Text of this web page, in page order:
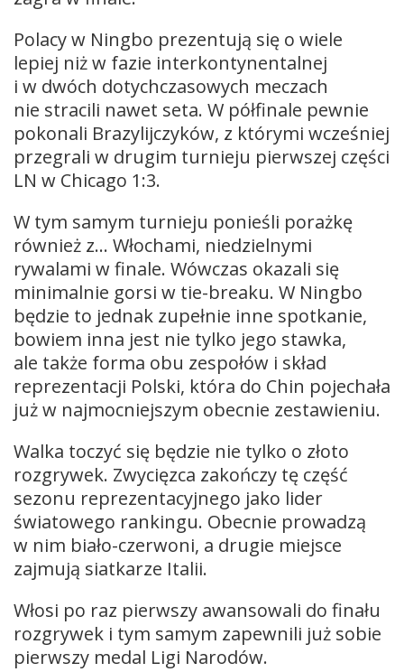
Polacy w Ningbo prezentują się o wiele
lepiej niż w fazie interkontynentalnej
i w dwóch dotychczasowych meczach
nie stracili nawet seta. W półfinale pewnie
pokonali Brazylijczyków, z którymi wcześniej
przegrali w drugim turnieju pierwszej części
LN w Chicago 1:3.
W tym samym turnieju ponieśli porażkę
również z… Włochami, niedzielnymi
rywalami w finale. Wówczas okazali się
minimalnie gorsi w tie-breaku. W Ningbo
będzie to jednak zupełnie inne spotkanie,
bowiem inna jest nie tylko jego stawka,
ale także forma obu zespołów i skład
reprezentacji Polski, która do Chin pojechała
już w najmocniejszym obecnie zestawieniu.
Walka toczyć się będzie nie tylko o złoto
rozgrywek. Zwycięzca zakończy tę część
sezonu reprezentacyjnego jako lider
światowego rankingu. Obecnie prowadzą
w nim biało-czerwoni, a drugie miejsce
zajmują siatkarze Italii.
Włosi po raz pierwszy awansowali do finału
rozgrywek i tym samym zapewnili już sobie
pierwszy medal Ligi Narodów.